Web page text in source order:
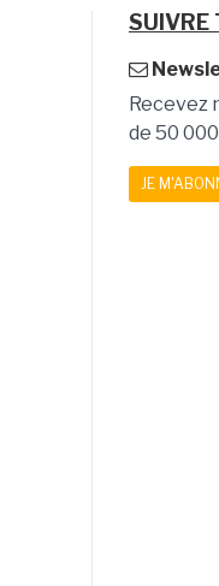
SUIVRE
Recevez
de 50
JE